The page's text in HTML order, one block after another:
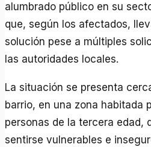
alumbrado público en su
que, según los afectados,
solución pese a múltiples
las autoridades locales.
La situación se presenta
barrio, en una zona habitada
personas de la tercera edad,
sentirse vulnerables e